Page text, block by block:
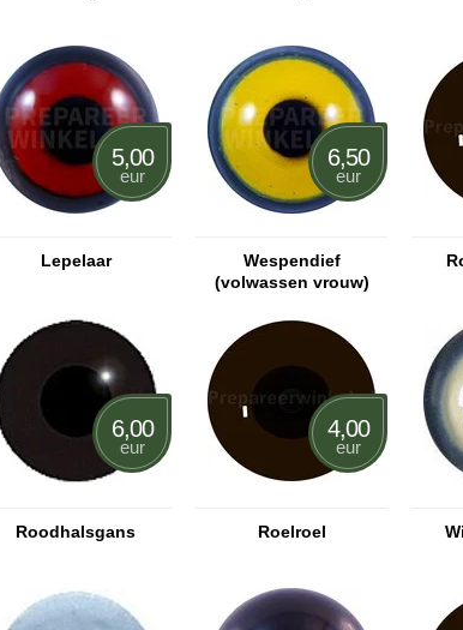
Lepelaar
5,00
eur
Wespendief
(volwassen vrouw)
6,50
eur
Roodhalsgans
6,00
eur
Roelroel
4,00
eur